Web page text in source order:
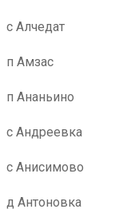
с Алчедат
п Амзас
п Ананьино
с Андреевка
с Анисимово
д Антоновка